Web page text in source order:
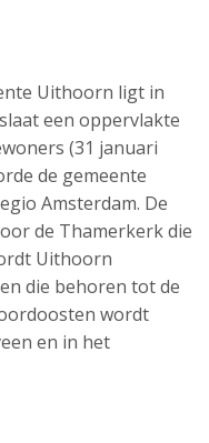
Uithoorn ligt in
een oppervlakte
(31 januari
de gemeente
Amsterdam. De
de Thamerkerk die
Uithoorn
die behoren tot de
wordt
en in het